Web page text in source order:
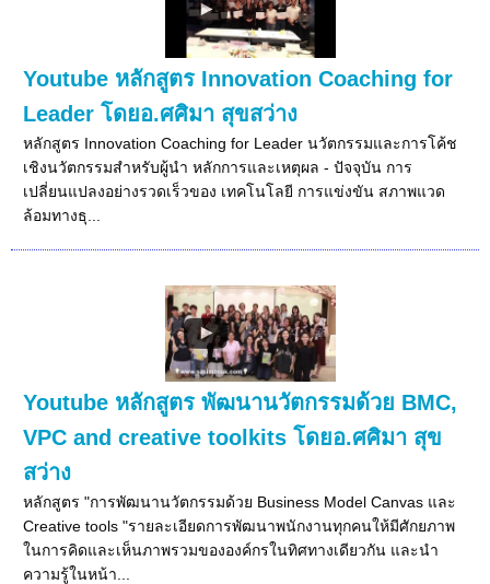
Youtube หลักสูตร Innovation Coaching for
Leader โดยอ.ศศิมา สุขสว่าง
หลักสูตร Innovation Coaching for Leader นวัตกรรมและการโค้ช
เชิงนวัตกรรมสําหรับผู้นำ หลักการและเหตุผล - ปัจจุบัน การ
เปลี่ยนแปลงอย่างรวดเร็วของ เทคโนโลยี การแข่งขัน สภาพแวด
ล้อมทางธุ...
Youtube หลักสูตร พัฒนานวัตกรรมด้วย BMC,
VPC and creative toolkits โดยอ.ศศิมา สุข
สว่าง
หลักสูตร "การพัฒนานวัตกรรมด้วย Business Model Canvas และ
Creative tools "รายละเอียดการพัฒนาพนักงานทุกคนให้มีศักยภาพ
ในการคิดและเห็นภาพรวมขององค์กรในทิศทางเดียวกัน และนำ
ความรู้ในหน้า...